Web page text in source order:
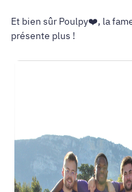
Et bien sûr Poulpy❤️, la
présente plus !